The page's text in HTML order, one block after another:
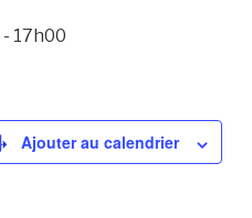
- 17h00
Ajouter au calendrier